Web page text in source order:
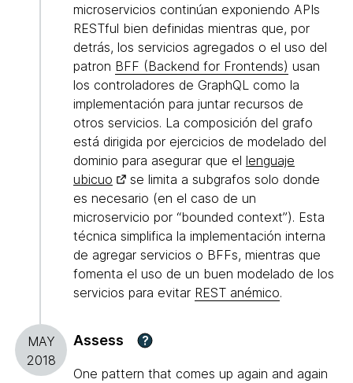
microservicios continúan exponiendo APIs
RESTful bien definidas mientras que, por
detrás, los servicios agregados o el uso del
patron BFF (Backend for Frontends) usan
los controladores de GraphQL como la
implementación para juntar recursos de
otros servicios. La composición del grafo
está dirigida por ejercicios de modelado del
dominio para asegurar que el lenguaje
ubicuo
se limita a subgrafos solo donde
es necesario (en el caso de un
microservicio por “bounded context”). Esta
técnica simplifica la implementación interna
de agregar servicios o BFFs, mientras que
fomenta el uso de un buen modelado de los
servicios para evitar REST anémico.
MAY
2018
Assess ?
One pattern that comes up again and again